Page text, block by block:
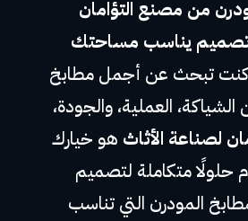
من مصنع التؤامان
تصميم يناسب مساحتك
كنت تبحث عن أجمل مطابخ
العملية، والجودة،
لصناعة الأثاث هو خيارك
حلولًا متكاملة لتصميم
المودرن التي تناسب